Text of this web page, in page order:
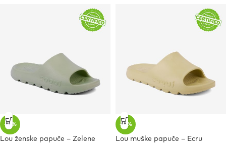
-37%
Lou ženske papuče – Zelene
-37%
Lou muške papuče – Ecru